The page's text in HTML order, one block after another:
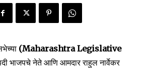
(Maharashtra Legislative
भाजपचे नेते आणि आमदार राहुल नार्वेकर